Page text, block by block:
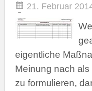
21. Februar
eigentliche
Meinung nach
zu formulieren,